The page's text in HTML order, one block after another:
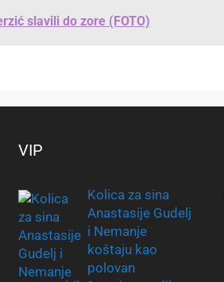
slavili do zore (FOTO)
VIP
Kolica za sina
Anastasije Gudelj
i Nemanje
koštaju kao
polovan